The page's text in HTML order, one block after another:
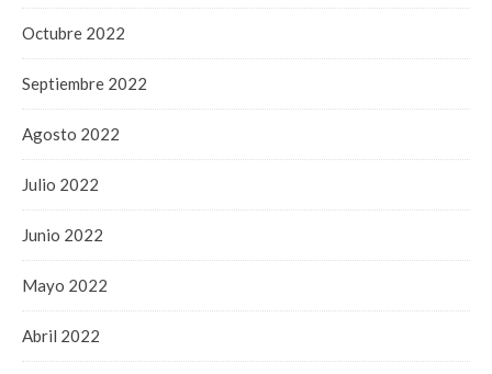
Octubre 2022
Septiembre 2022
Agosto 2022
Julio 2022
Junio 2022
Mayo 2022
Abril 2022